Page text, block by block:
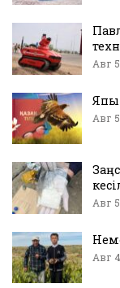
Авг
Авг
Авг
Авг